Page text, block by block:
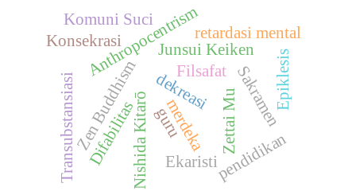
merdeka
dekreasi
guru Zettai Mu
Junsui Keiken
Anthropocentrism
Zen BuddhismNishida Kitarō pendidikan
Sakramen
Ekaristi
Difabilitas
Komuni Suci
retardasi mental
Filsafat
Konsekrasi
Epiklesis
Transubstansiasi